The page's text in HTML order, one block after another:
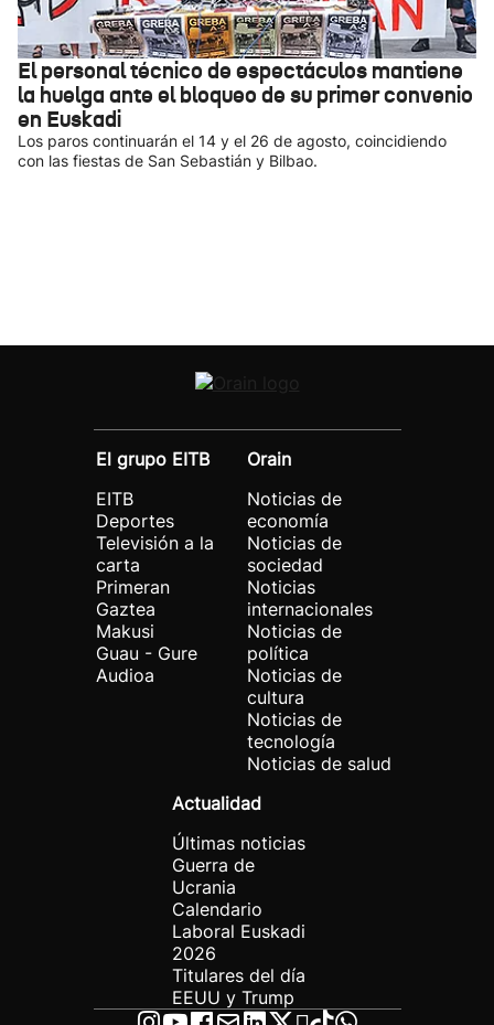
El personal técnico de espectáculos mantiene
la huelga ante el bloqueo de su primer convenio
en Euskadi
Los paros continuarán el 14 y el 26 de agosto, coincidiendo
con las fiestas de San Sebastián y Bilbao.
El grupo EITB
EITB
Deportes
Televisión a la
carta
Primeran
Gaztea
Makusi
Guau - Gure
Audioa
Orain
Noticias de
economía
Noticias de
sociedad
Noticias
internacionales
Noticias de
política
Noticias de
cultura
Noticias de
tecnología
Noticias de salud
Actualidad
Últimas noticias
Guerra de
Ucrania
Calendario
Laboral Euskadi
2026
Titulares del día
EEUU y Trump